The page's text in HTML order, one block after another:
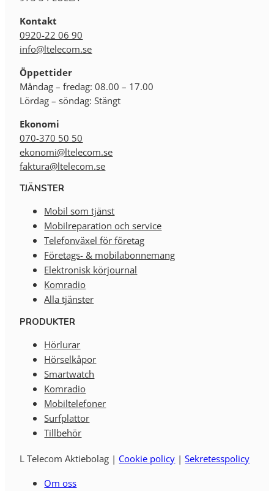
Kontakt
0920-22 06 90
info@ltelecom.se
Öppettider
Måndag – fredag: 08.00 – 17.00
Lördag – söndag: Stängt
Ekonomi
070-370 50 50
ekonomi@ltelecom.se
faktura@ltelecom.se
TJÄNSTER
Mobil som tjänst
Mobilreparation och service
Telefonväxel för företag
Företags- & mobilabonnemang
Elektronisk körjournal
Komradio
Alla tjänster
PRODUKTER
Hörlurar
Hörselkåpor
Smartwatch
Komradio
Mobiltelefoner
Surfplattor
Tillbehör
L Telecom Aktiebolag | Cookie policy |Sekretesspolicy
Om oss